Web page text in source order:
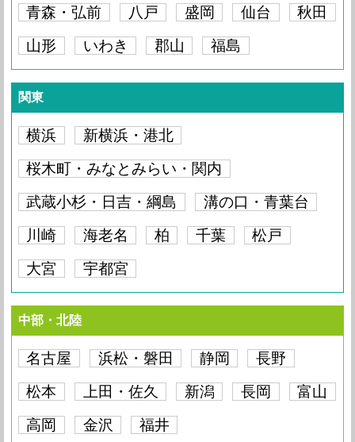
青森・弘前
八戸 盛岡 仙台
秋田
山形
いわき 郡山 福島
関東
横浜
新横浜・港北
桜木町・みなとみらい・関内
武蔵小杉・日吉・綱島
溝の口・青葉台
川崎
海老名 柏 千葉
松戸
大宮
宇都宮
中部・北陸
名古屋 浜松・磐田 静岡
長野
松本
上田・佐久 新潟 長岡
富山
高岡
金沢 福井